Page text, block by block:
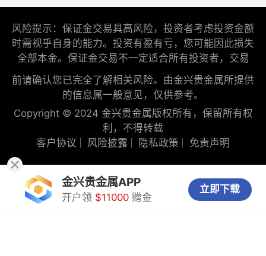
风险提示：保证金交易具高风险，投资者考虑投资金额
时需视乎自身的能力。投资有盈有亏，您可能因此损失
全部本金。保证金交易不一定适合所有投资者，交易
前请确认您已完全了解相关风险。由金兴贵金属所提供
的信息属一般意见，仅供参考。
Copyright © 2024 金兴贵金属版权所有，保留所有权
利，不得转载
客户协议
风险披露 隐私政策 免责声明
金兴贵金属APP
开户领 $11000 赠金
立即下载